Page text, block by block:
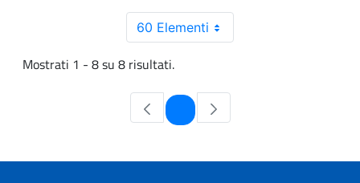
60 Elementi
Mostrati 1 - 8 su 8 risultati.
Pagina